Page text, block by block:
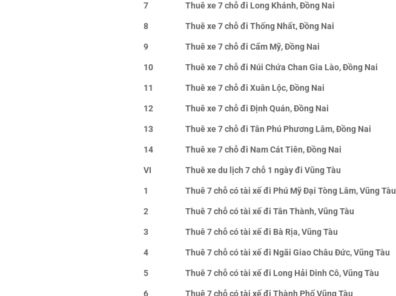
7
Thuê xe 7 chỗ đi Long Khánh, Đồng Nai
8
Thuê xe 7 chỗ đi Thống Nhất, Đồng Nai
9
Thuê xe 7 chỗ đi Cẩm Mỹ, Đồng Nai
10
Thuê xe 7 chỗ đi Núi Chứa Chan Gia Lào, Đồng Nai
11
Thuê xe 7 chỗ đi Xuân Lộc, Đồng Nai
12
Thuê xe 7 chỗ đi Định Quán, Đồng Nai
13
Thuê xe 7 chỗ đi Tân Phú Phương Lâm, Đồng Nai
14
Thuê xe 7 chỗ đi Nam Cát Tiên, Đồng Nai
VI
Thuê xe du lịch 7 chỗ 1 ngày đi Vũng Tàu
1
Thuê 7 chỗ có tài xế đi Phú Mỹ Đại Tòng Lâm, Vũng Tàu
2
Thuê 7 chỗ có tài xế đi Tân Thành, Vũng Tàu
3
Thuê 7 chỗ có tài xế đi Bà Rịa, Vũng Tàu
4
Thuê 7 chỗ có tài xế đi Ngãi Giao Châu Đức, Vũng Tàu
5
Thuê 7 chỗ có tài xế đi Long Hải Dinh Cô, Vũng Tàu